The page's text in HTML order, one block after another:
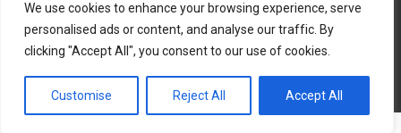
We use cookies to enhance your browsing experience, serve
personalised ads or content, and analyse our traffic. By
clicking "Accept All", you consent to our use of cookies.
Customise Reject All Accept All
Gerçek Hayat © 2015. Her hakkı sakldır.